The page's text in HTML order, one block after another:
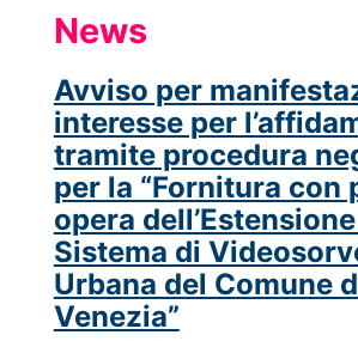
News
Avviso per
interesse per
tramite procedura
per la “Fornitura con
opera
Sistema di
Urbana del Comune
Venezia”